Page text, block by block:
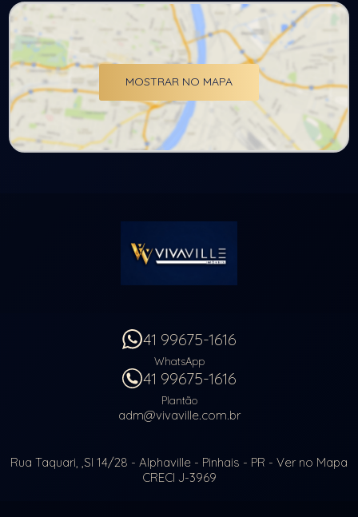
MOSTRAR NO MAPA
41 99675-1616
WhatsApp
41 99675-1616
Plantão
adm@vivaville.com.br
Rua Taquari, ,Sl 14/28 - Alphaville - Pinhais - PR - Ver no Mapa
CRECI J-3969